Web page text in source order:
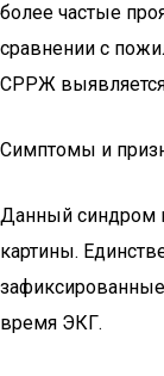
более частые
сравнении с
СРРЖ выявляется
Симптомы и
Данный синдром
картины.
время ЭКГ.